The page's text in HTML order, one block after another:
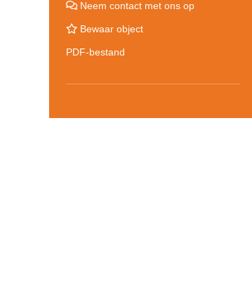
Neem contact met ons op
Bewaar object
PDF-bestand